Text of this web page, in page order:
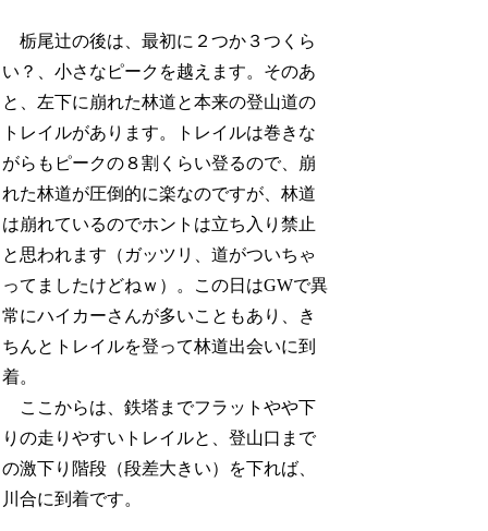
栃尾辻の後は、最初に２つか３つくら
い？、小さなピークを越えます。そのあ
と、左下に崩れた林道と本来の登山道の
トレイルがあります。トレイルは巻きな
がらもピークの８割くらい登るので、崩
れた林道が圧倒的に楽なのですが、林道
は崩れているのでホントは立ち入り禁止
と思われます（ガッツリ、道がついちゃ
ってましたけどねｗ）。この日はGWで異
常にハイカーさんが多いこともあり、き
ちんとトレイルを登って林道出会いに到
着。
ここからは、鉄塔までフラットやや下
りの走りやすいトレイルと、登山口まで
の激下り階段（段差大きい）を下れば、
川合に到着です。